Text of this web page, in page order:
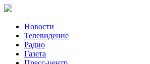
Новости
Телевидение
Радио
Газета